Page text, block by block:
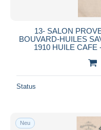
13- SALON
BOUVARD-HUILES
1910 HUILE
Status
Neu